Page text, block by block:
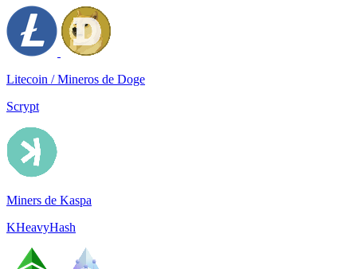
Litecoin / Mineros de Doge
Scrypt
Miners de Kaspa
KHeavyHash